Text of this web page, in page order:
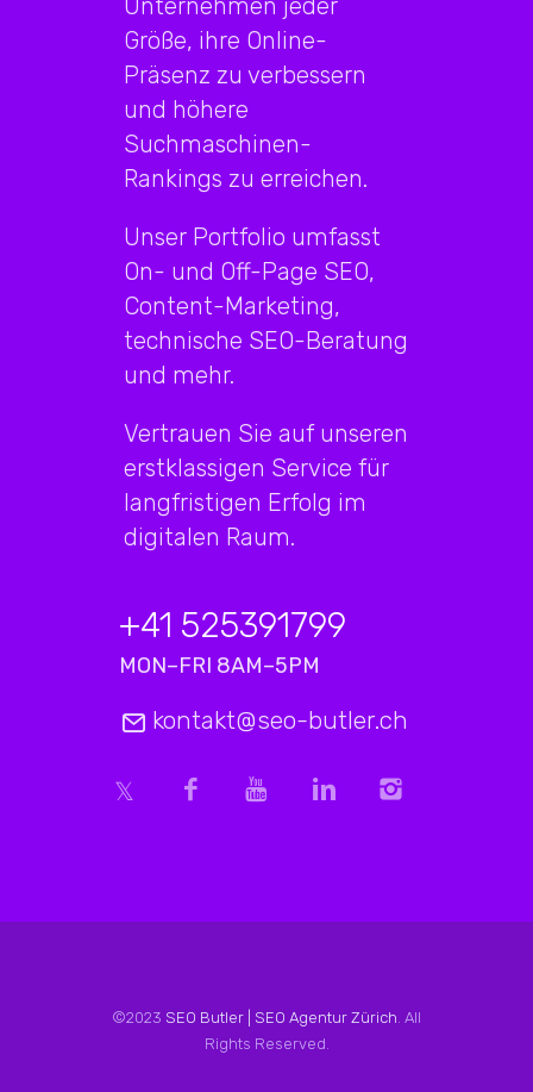
Unternehmen jeder
Größe, ihre Online-
Präsenz zu verbessern
und höhere
Suchmaschinen-
Rankings zu erreichen.
Unser Portfolio umfasst
On- und Off-Page SEO,
Content-Marketing,
technische SEO-Beratung
und mehr.
Vertrauen Sie auf unseren
erstklassigen Service für
langfristigen Erfolg im
digitalen Raum.
+41 525391799
MON–FRI 8AM–5PM
kontakt@seo-butler.ch
©2023 SEO Butler | SEO Agentur Zürich. All
Rights Reserved.